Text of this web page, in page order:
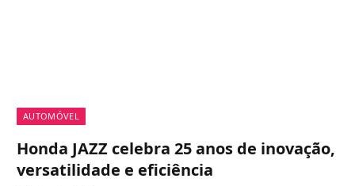
AUTOMÓVEL
Honda JAZZ celebra 25 anos de inovação,
versatilidade e eficiência